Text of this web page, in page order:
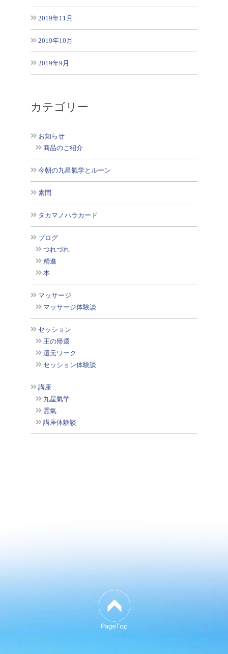
2019年11月
2019年10月
2019年9月
カテゴリー
お知らせ
商品のご紹介
今朝の九星氣学とルーン
素問
タカマノハラカード
ブログ
つれづれ
精進
本
マッサージ
マッサージ体験談
セッション
王の帰還
還元ワーク
セッション体験談
講座
九星氣学
霊氣
講座体験談